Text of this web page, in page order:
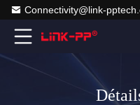
Connectivity@link-